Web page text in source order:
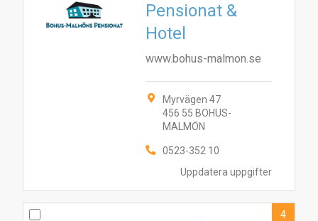
Uppdatera uppgifter
Pensionat &
Hotel
www.bohus-malmon.se
Myrvägen 47
456 55 BOHUS-
MALMÖN
0523-352 10
4